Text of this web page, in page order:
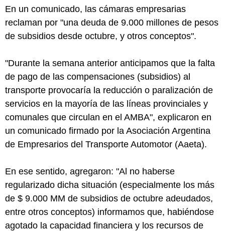
En un comunicado, las cámaras empresarias
reclaman por "una deuda de 9.000 millones de pesos
de subsidios desde octubre, y otros conceptos".
"Durante la semana anterior anticipamos que la falta
de pago de las compensaciones (subsidios) al
transporte provocaría la reducción o paralización de
servicios en la mayoría de las líneas provinciales y
comunales que circulan en el AMBA", explicaron en
un comunicado firmado por la Asociación Argentina
de Empresarios del Transporte Automotor (Aaeta).
En ese sentido, agregaron: "Al no haberse
regularizado dicha situación (especialmente los más
de $ 9.000 MM de subsidios de octubre adeudados,
entre otros conceptos) informamos que, habiéndose
agotado la capacidad financiera y los recursos de